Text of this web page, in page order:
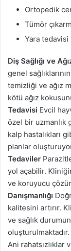
Ortopedik
Tümör
Yara
Diş Sağlığı ve
genel
temizliği ve ağız
kötü ağız
Tedavisi Evcil
özel bir uzmanlık
kalp hastalıkları
planlar
Tedaviler
yol açabilir.
ve koruyucu
Danışmanlığı
kalitesini artırır.
ve sağlık
oluşturulmaktadır.
Ani rahatsızlıklar